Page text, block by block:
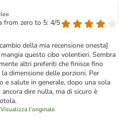
from zero to 5: 4/5
della mia recensione onesta]
questo cibo volentieri. Sembra
altri preferiti che finisce fino
dimensione delle porzioni. Per
salute in generale, dopo una sola
dire nulla, ma di sicuro è
Visualizza l'originale